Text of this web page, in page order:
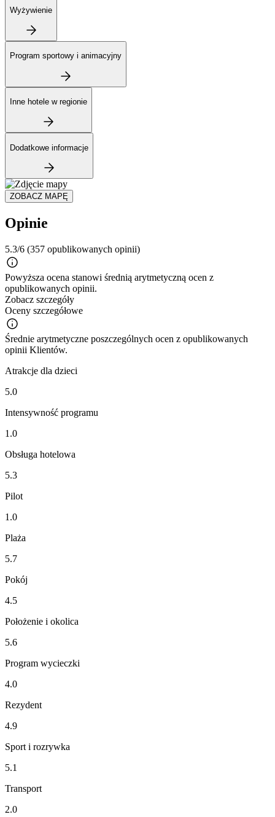
Wyżywienie
Program sportowy i animacyjny
Inne hotele w regionie
Dodatkowe informacje
ZOBACZ MAPĘ
Opinie
5.3/6 (357 opublikowanych opinii)
Powyższa ocena stanowi średnią arytmetyczną ocen z
opublikowanych opinii.
Zobacz szczegóły
Oceny szczegółowe
Średnie arytmetyczne poszczególnych ocen z opublikowanych
opinii Klientów.
Atrakcje dla dzieci
5.0
Intensywność programu
1.0
Obsługa hotelowa
5.3
Pilot
1.0
Plaża
5.7
Pokój
4.5
Położenie i okolica
5.6
Program wycieczki
4.0
Rezydent
4.9
Sport i rozrywka
5.1
Transport
2.0